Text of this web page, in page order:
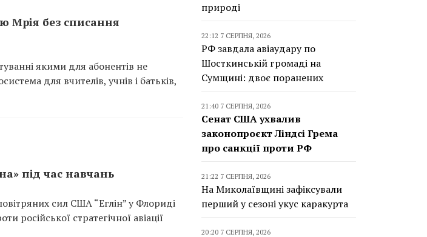
Мрія без списання
якими для абонентів не
для вчителів, учнів і батьків,
під час навчань
сил США “Еглін” у Флориді
російської стратегічної авіації
природі
22:12 7 СЕРПНЯ, 2026
РФ завдала авіаудару по
Шосткинській громаді на
Сумщині: двоє поранених
21:40 7 СЕРПНЯ, 2026
Сенат США ухвалив
законопроєкт Ліндсі Грема
про санкції проти РФ
21:22 7 СЕРПНЯ, 2026
На Миколаївщині зафіксували
перший у сезоні укус каракурта
20:20 7 СЕРПНЯ, 2026